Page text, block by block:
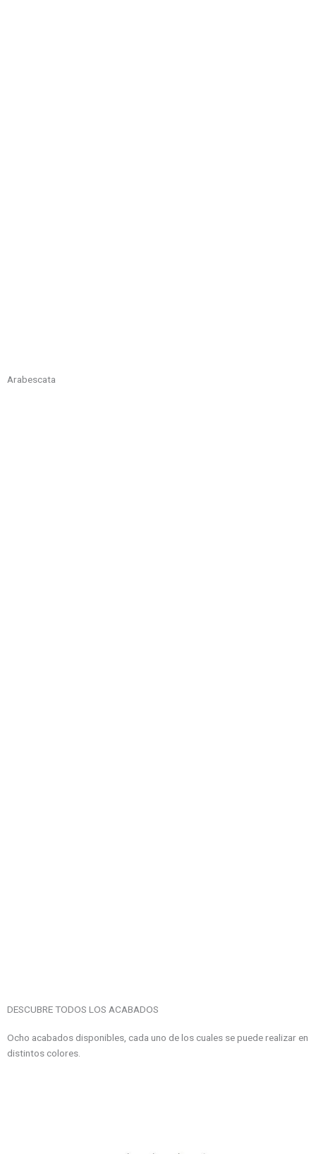
Arabescata
DESCUBRE TODOS LOS ACABADOS
Ocho acabados disponibles, cada uno de los cuales se puede realizar en
distintos colores.